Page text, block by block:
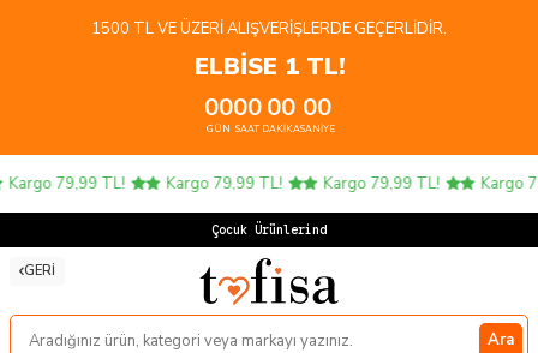
1500 TL VE ÜZERI ALIŞVERIŞLERDE GEÇERLIDIR.
ELBİSE 1 TL!
00
GÜN
00
SAAT
00
DAKIKA
00
SANIYE
79,99 TL! Kargo 79,99 TL! Kargo 79,99 TL! Kargo
Çocuk Ürünlerinde
GERI
Ara